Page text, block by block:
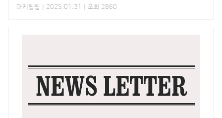
마케팅팀
| 2025.01.31 | 조회 2860